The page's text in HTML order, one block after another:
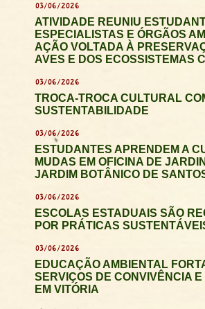
03/06/2026
ATIVIDADE REUNIU
ESPECIALISTAS E ÓRGÃOS
AÇÃO VOLTADA À
AVES E DOS ECOSSISTEMAS
03/06/2026
TROCA-TROCA CULTURAL
SUSTENTABILIDADE
03/06/2026
ESTUDANTES APRENDEM A
MUDAS EM OFICINA DE
JARDIM BOTÂNICO DE
03/06/2026
ESCOLAS ESTADUAIS SÃO
POR PRÁTICAS
03/06/2026
EDUCAÇÃO AMBIENTAL
SERVIÇOS DE CONVIVÊNCIA
EM VITÓRIA